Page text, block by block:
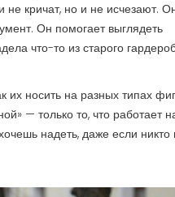
не кричат, но и не исчезают.
Он помогает выглядеть
что-то из старого
их носить на разных типах
— только то, что работает
надеть, даже если никто